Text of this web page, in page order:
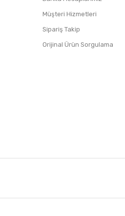
Müşteri Hizmetleri
Sipariş Takip
Orijinal Ürün Sorgulama